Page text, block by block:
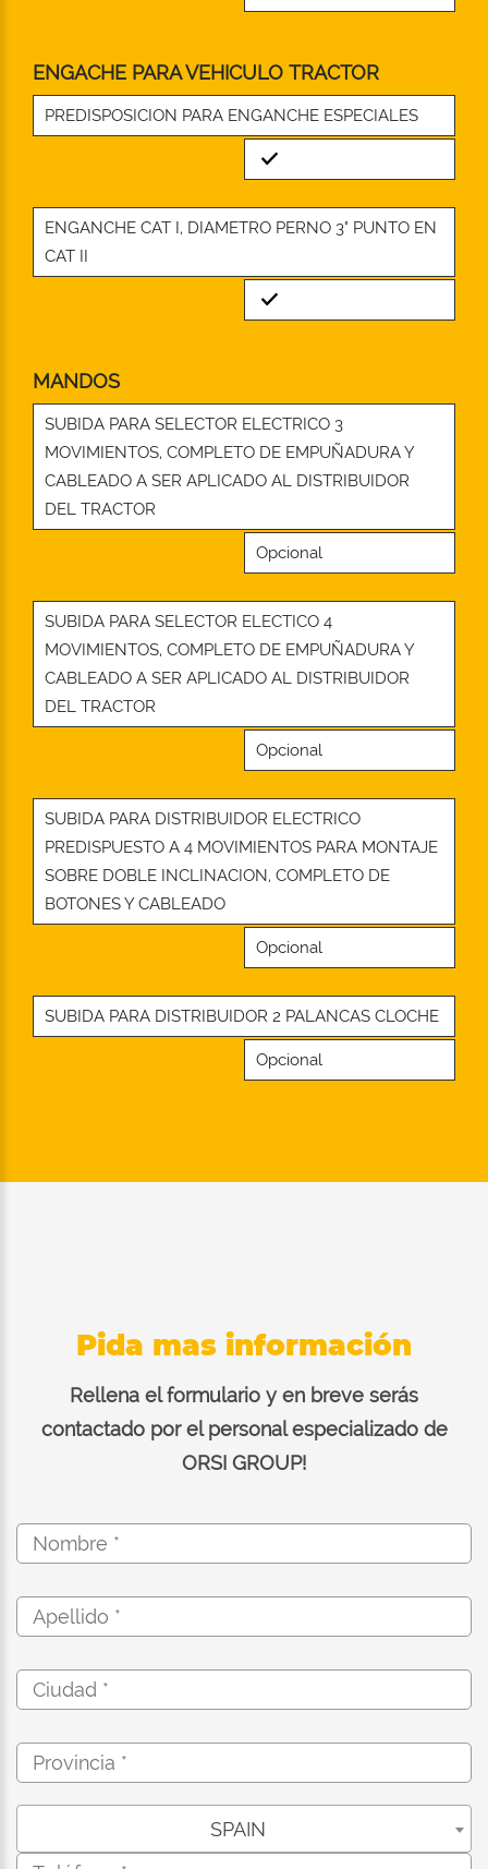
ENGACHE PARA VEHICULO TRACTOR
PREDISPOSICION PARA ENGANCHE ESPECIALES
Standard
ENGANCHE CAT I, DIAMETRO PERNO 3° PUNTO EN
CAT II
Standard
MANDOS
SUBIDA PARA SELECTOR ELECTRICO 3
MOVIMIENTOS, COMPLETO DE EMPUÑADURA Y
CABLEADO A SER APLICADO AL DISTRIBUIDOR
DEL TRACTOR
Opcional
SUBIDA PARA SELECTOR ELECTICO 4
MOVIMIENTOS, COMPLETO DE EMPUÑADURA Y
CABLEADO A SER APLICADO AL DISTRIBUIDOR
DEL TRACTOR
Opcional
SUBIDA PARA DISTRIBUIDOR ELECTRICO
PREDISPUESTO A 4 MOVIMIENTOS PARA MONTAJE
SOBRE DOBLE INCLINACION, COMPLETO DE
BOTONES Y CABLEADO
Opcional
SUBIDA PARA DISTRIBUIDOR 2 PALANCAS CLOCHE
Opcional
Pida mas información
Rellena el formulario y en breve serás
contactado por el personal especializado de
ORSI GROUP!
SPAIN